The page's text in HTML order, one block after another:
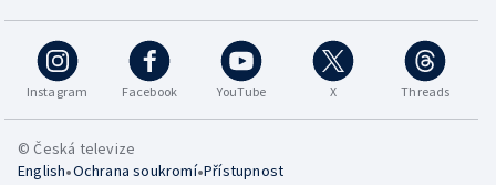
Instagram Facebook YouTube X Threads
© Česká televize
English•Ochrana soukromí•Přístupnost